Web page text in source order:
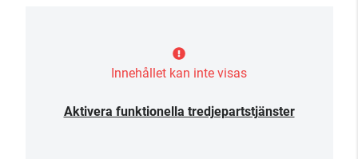
Innehållet kan inte visas
Aktivera funktionella tredjepartstjänster